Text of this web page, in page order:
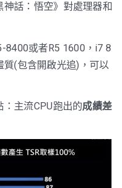
話：悟空》對處理器和
8400或者R5 1600，i7 8
(包含開啟光追)，可以
主流CPU跑出的成績差